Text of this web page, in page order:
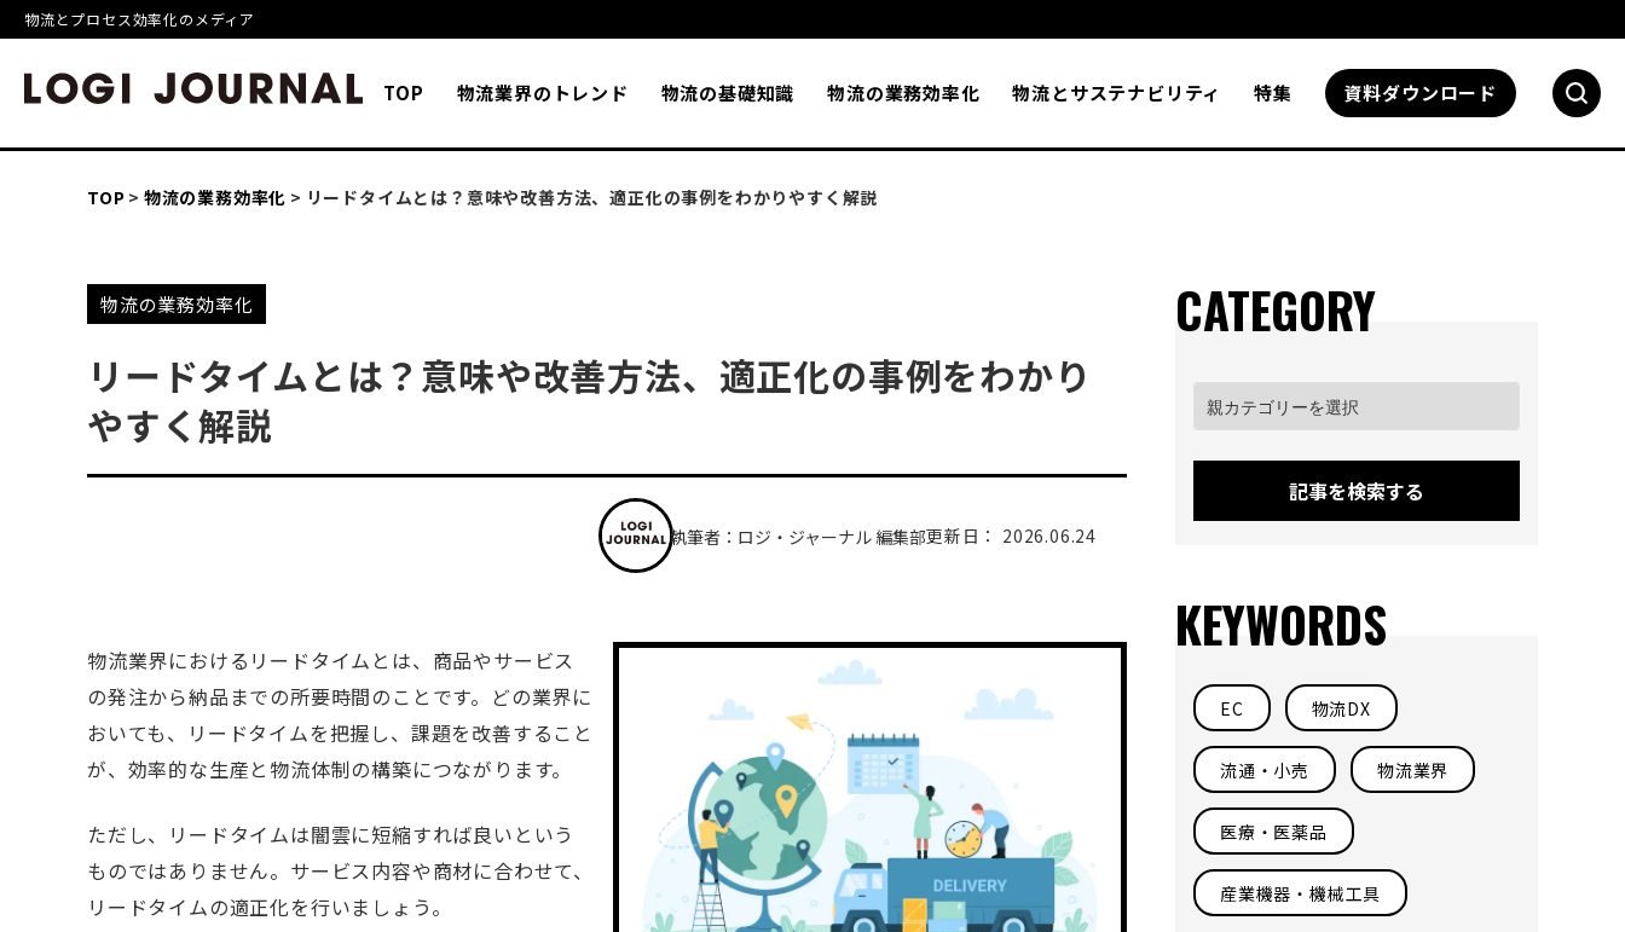
物流とプロセス効率化のメディア
TOP 物流業界のトレンド 物流の基礎知識 物流の業務効率化 物流とサステナビリティ 特集 資料ダウンロード
TOP 物流の業務効率化 リードタイムとは？意味や改善方法、適正化の事例をわかりやすく解説
物流の業務効率化
リードタイムとは？意味や改善方法、適正化の事例をわかり
やすく解説
執筆者：ロジ・ジャーナル 編集部更新日： 2026.06.24
物流業界におけるリードタイムとは、商品やサービス
の発注から納品までの所要時間のことです。どの業界に
おいても、リードタイムを把握し、課題を改善すること
が、効率的な生産と物流体制の構築につながります。
ただし、リードタイムは闇雲に短縮すれば良いという
ものではありません。サービス内容や商材に合わせて、
リードタイムの適正化を行いましょう。
CATEGORY
記事を検索する
KEYWORDS
EC 物流DX
流通・小売 物流業界
医療・医薬品
産業機器・機械工具